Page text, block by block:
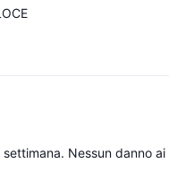
Nessun danno